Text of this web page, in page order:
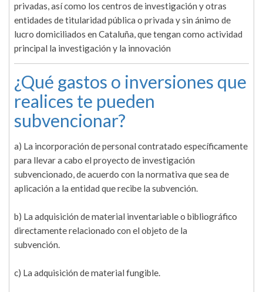
privadas, así como los centros de investigación y otras
entidades de titularidad pública o privada y sin ánimo de
lucro domiciliados en Cataluña, que tengan como actividad
principal la investigación y la innovación
¿Qué gastos o inversiones que
realices te pueden
subvencionar?
a) La incorporación de personal contratado específicamente
para llevar a cabo el proyecto de investigación
subvencionado, de acuerdo con la normativa que sea de
aplicación a la entidad que recibe la subvención.
b) La adquisición de material inventariable o bibliográfico
directamente relacionado con el objeto de la
subvención.
c) La adquisición de material fungible.